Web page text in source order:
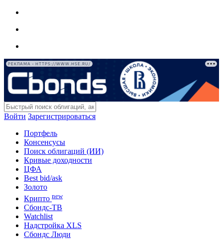
РЕКЛАМА • HTTPS://WWW.HSE.RU/
Войти Зарегистрироваться
Портфель
Консенсусы
Поиск облигаций (ИИ)
Кривые доходности
ЦФА
Best bid/ask
Золото
Крипто new
Сбондс-ТВ
Watchlist
Надстройка XLS
Сбондс Люди